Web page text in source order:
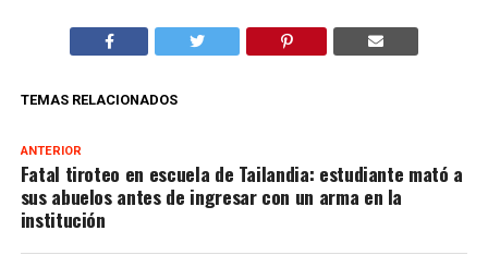
TEMAS RELACIONADOS
ANTERIOR
Fatal tiroteo en escuela de Tailandia: estudiante mató a
sus abuelos antes de ingresar con un arma en la
institución